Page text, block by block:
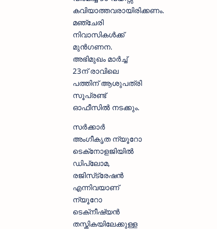
കവിയാത്തവരായിരിക്കണം.
മഞ്ചേരി
നിവാസികൾക്ക്
മുൻഗണന.
അഭിമുഖം മാർച്ച്
23ന് രാവിലെ
പത്തിന് ആശുപത്രി
സൂപ്രണ്ട്
ഓഫീസിൽ നടക്കും.
സർക്കാർ
അംഗീകൃത ന്യൂറോ
ടെക്‌നോളജിയിൽ
ഡിപ്ലോമ,
രജിസ്‌ട്രേഷൻ
എന്നിവയാണ്
ന്യൂറോ
ടെക്‌നീഷ്യൻ
തസ്തികയിലേക്കുള്ള